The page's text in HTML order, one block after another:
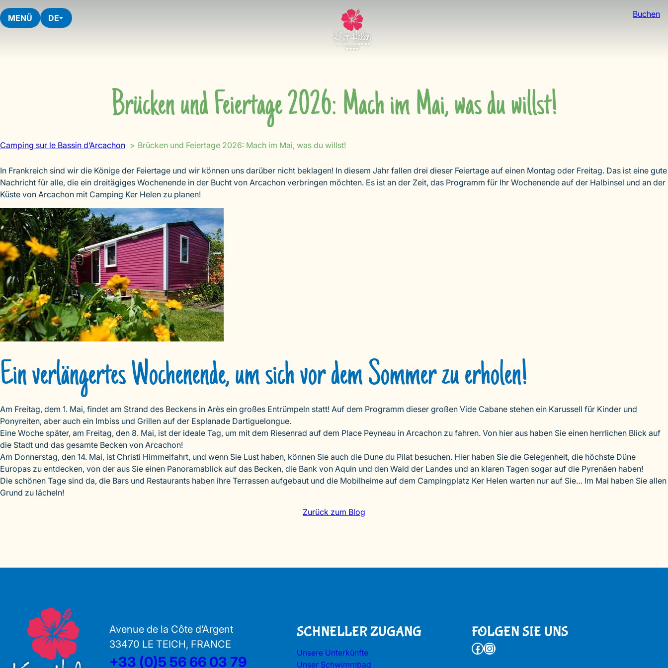
Skip
to
content
MENÜ DE Buchen
Brücken und Feiertage 2026: Mach im Mai, was du willst!
Camping sur le Bassin d’Arcachon Brücken und Feiertage 2026: Mach im Mai, was du willst!
In Frankreich sind wir die Könige der Feiertage und wir können uns darüber nicht beklagen! In diesem Jahr fallen drei dieser Feiertage auf einen Montag oder Freitag. Das ist eine gute
Nachricht für alle, die ein dreitägiges Wochenende in der Bucht von Arcachon verbringen möchten. Es ist an der Zeit, das Programm für Ihr Wochenende auf der Halbinsel und an der
Küste von Arcachon mit Camping Ker Helen zu planen!
Ein verlängertes Wochenende, um sich vor dem Sommer zu erholen!
Am Freitag, dem 1. Mai, findet am Strand des Beckens in Arès ein großes Entrümpeln statt! Auf dem Programm dieser großen Vide Cabane stehen ein Karussell für Kinder und
Ponyreiten, aber auch ein Imbiss und Grillen auf der Esplanade Dartiguelongue.
Eine Woche später, am Freitag, den 8. Mai, ist der ideale Tag, um mit dem Riesenrad auf dem Place Peyneau in Arcachon zu fahren. Von hier aus haben Sie einen herrlichen Blick auf
die Stadt und das gesamte Becken von Arcachon!
Am Donnerstag, den 14. Mai, ist Christi Himmelfahrt, und wenn Sie Lust haben, können Sie auch die Dune du Pilat besuchen. Hier haben Sie die Gelegenheit, die höchste Düne
Europas zu entdecken, von der aus Sie einen Panoramablick auf das Becken, die Bank von Aquin und den Wald der Landes und an klaren Tagen sogar auf die Pyrenäen haben!
Die schönen Tage sind da, die Bars und Restaurants haben ihre Terrassen aufgebaut und die Mobilheime auf dem Campingplatz Ker Helen warten nur auf Sie… Im Mai haben Sie allen
Grund zu lächeln!
Zurück zum Blog
Avenue de la Côte d’Argent
33470 LE TEICH, FRANCE
+33 (0)5 56 66 03 79
SCHNELLER ZUGANG
Unsere Unterkünfte
Unser Schwimmbad
FOLGEN SIE UNS
Facebook Instagram